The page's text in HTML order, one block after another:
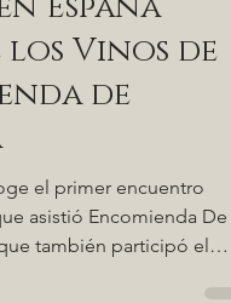
de
España
Vinos de
de
el primer encuentro